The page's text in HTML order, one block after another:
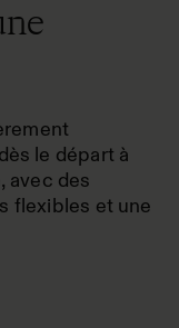
le départ à
avec des
flexibles et une